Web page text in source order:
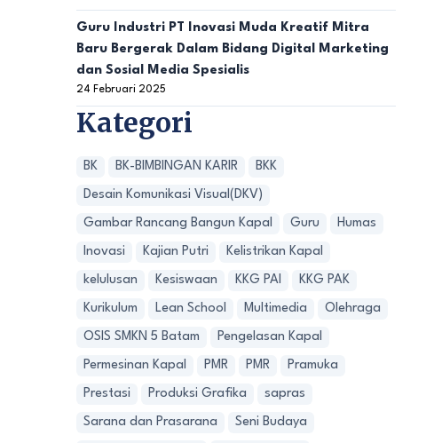
Guru Industri PT Inovasi Muda Kreatif Mitra
Baru Bergerak Dalam Bidang Digital Marketing
dan Sosial Media Spesialis
24 Februari 2025
Kategori
BK BK-BIMBINGAN KARIR BKK
Desain Komunikasi Visual(DKV)
Gambar Rancang Bangun Kapal Guru Humas
Inovasi Kajian Putri Kelistrikan Kapal
kelulusan Kesiswaan KKG PAI KKG PAK
Kurikulum Lean School Multimedia Olehraga
OSIS SMKN 5 Batam Pengelasan Kapal
Permesinan Kapal PMR PMR Pramuka
Prestasi Produksi Grafika sapras
Sarana dan Prasarana Seni Budaya